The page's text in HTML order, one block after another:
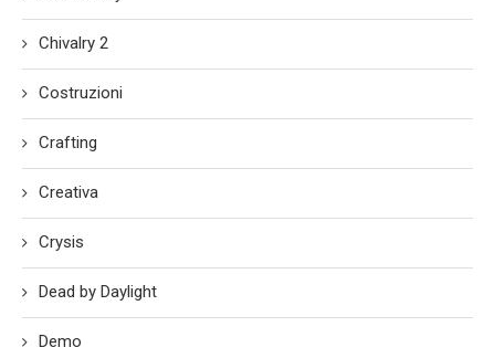
Chivalry 2
Costruzioni
Crafting
Creativa
Crysis
Dead by Daylight
Demo